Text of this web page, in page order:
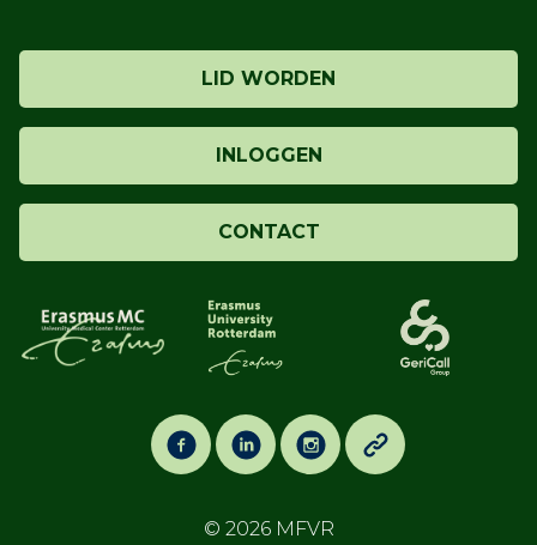
LID WORDEN
INLOGGEN
CONTACT
© 2026MFVR